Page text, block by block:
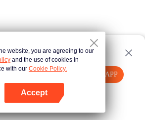
Video
เปิด APP
คลิกที่นี่ ลองใหม่อีกครั้ง
website, you are agreeing to our
and the use of cookies in
with our Cookie Policy.
Accept